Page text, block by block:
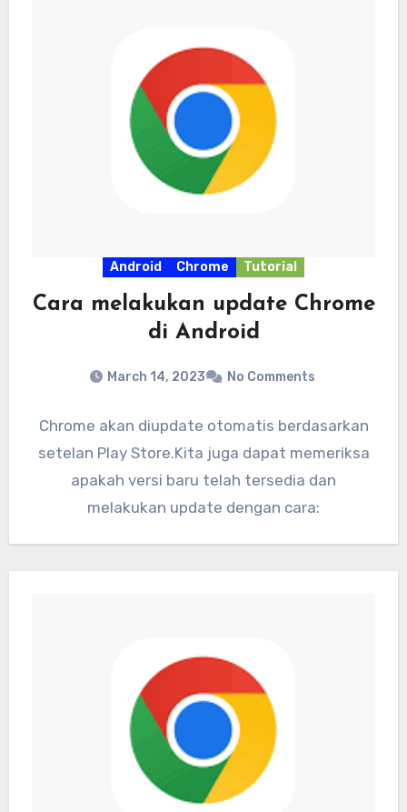
Android Chrome Tutorial
Cara melakukan update Chrome
di Android
March 14, 2023 No Comments
Chrome akan diupdate otomatis berdasarkan
setelan Play Store.Kita juga dapat memeriksa
apakah versi baru telah tersedia dan
melakukan update dengan cara: